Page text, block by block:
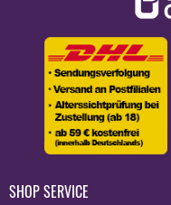
SHOP SERVICE